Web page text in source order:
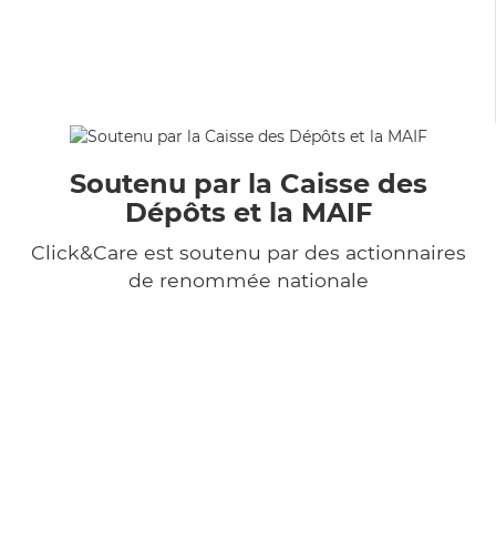
Soutenu par la Caisse des
Dépôts et la MAIF
Click&Care est soutenu par des actionnaires
de renommée nationale